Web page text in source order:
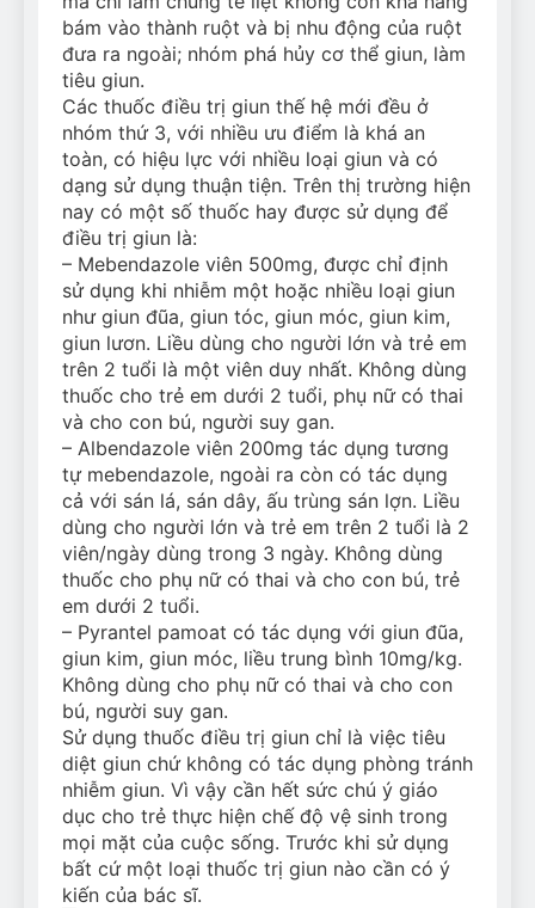
bám vào thành ruột và bị nhu động của ruột
đưa ra ngoài; nhóm phá hủy cơ thể giun, làm
tiêu giun.
Các thuốc điều trị giun thế hệ mới đều ở
nhóm thứ 3, với nhiều ưu điểm là khá an
toàn, có hiệu lực với nhiều loại giun và có
dạng sử dụng thuận tiện. Trên thị trường hiện
nay có một số thuốc hay được sử dụng để
điều trị giun là:
– Mebendazole viên 500mg, được chỉ định
sử dụng khi nhiễm một hoặc nhiều loại giun
như giun đũa, giun tóc, giun móc, giun kim,
giun lươn. Liều dùng cho người lớn và trẻ em
trên 2 tuổi là một viên duy nhất. Không dùng
thuốc cho trẻ em dưới 2 tuổi, phụ nữ có thai
và cho con bú, người suy gan.
– Albendazole viên 200mg tác dụng tương
tự mebendazole, ngoài ra còn có tác dụng
cả với sán lá, sán dây, ấu trùng sán lợn. Liều
dùng cho người lớn và trẻ em trên 2 tuổi là 2
viên/ngày dùng trong 3 ngày. Không dùng
thuốc cho phụ nữ có thai và cho con bú, trẻ
em dưới 2 tuổi.
– Pyrantel pamoat có tác dụng với giun đũa,
giun kim, giun móc, liều trung bình 10mg/kg.
Không dùng cho phụ nữ có thai và cho con
bú, người suy gan.
Sử dụng thuốc điều trị giun chỉ là việc tiêu
diệt giun chứ không có tác dụng phòng tránh
nhiễm giun. Vì vậy cần hết sức chú ý giáo
dục cho trẻ thực hiện chế độ vệ sinh trong
mọi mặt của cuộc sống. Trước khi sử dụng
bất cứ một loại thuốc trị giun nào cần có ý
kiến của bác sĩ.